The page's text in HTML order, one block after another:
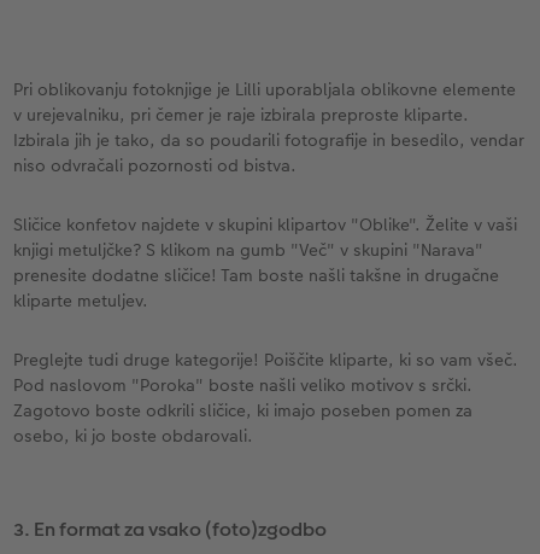
Pri oblikovanju fotoknjige je Lilli uporabljala oblikovne elemente
v urejevalniku, pri čemer je raje izbirala preproste kliparte.
Izbirala jih je tako, da so poudarili fotografije in besedilo, vendar
niso odvračali pozornosti od bistva.
Sličice konfetov najdete v skupini klipartov "Oblike". Želite v vaši
knjigi metuljčke? S klikom na gumb "Več" v skupini "Narava"
prenesite dodatne sličice! Tam boste našli takšne in drugačne
kliparte metuljev.
Preglejte tudi druge kategorije! Poiščite kliparte, ki so vam všeč.
Pod naslovom "Poroka" boste našli veliko motivov s srčki.
Zagotovo boste odkrili sličice, ki imajo poseben pomen za
osebo, ki jo boste obdarovali.
3. En format za vsako (foto)zgodbo